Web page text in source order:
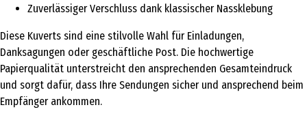
Zuverlässiger Verschluss dank klassischer Nassklebung
Diese Kuverts sind eine stilvolle Wahl für Einladungen,
Danksagungen oder geschäftliche Post. Die hochwertige
Papierqualität unterstreicht den ansprechenden Gesamteindruck
und sorgt dafür, dass Ihre Sendungen sicher und ansprechend beim
Empfänger ankommen.